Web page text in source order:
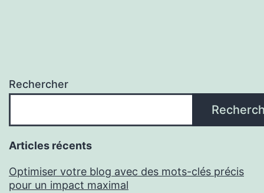
Rechercher
Articles récents
Optimiser votre blog avec des mots-clés précis
pour un impact maximal